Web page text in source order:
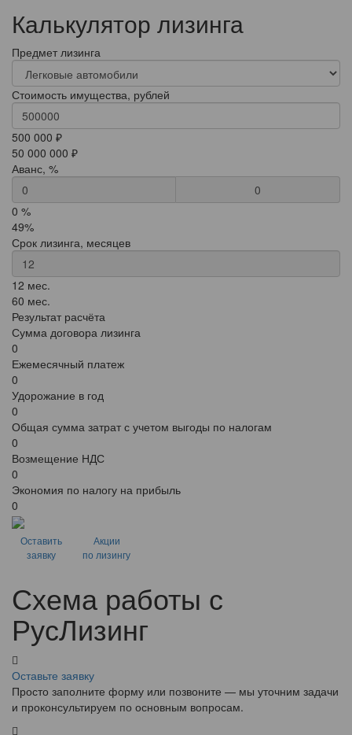
Калькулятор лизинга
Предмет лизинга
Стоимость имущества, рублей
500 000 ₽
50 000 000 ₽
Аванс, %
0
0 %
49%
Срок лизинга, месяцев
12 мес.
60 мес.
Результат расчёта
Сумма договора лизинга
0
Ежемесячный платеж
0
Удорожание в год
0
Общая сумма затрат с учетом выгоды по налогам
0
Возмещение НДС
0
Экономия по налогу на прибыль
0
Оставить
заявку
Акции
по лизингу
Схема работы с
РусЛизинг
Оставьте заявку
Просто заполните форму или позвоните — мы уточним задачи
и проконсультируем по основным вопросам.